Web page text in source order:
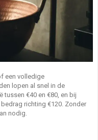
een volledige
lopen al snel in de
tussen €40 en €80, en bij
richting €120. Zonder
nodig.